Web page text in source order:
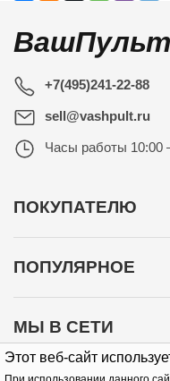
Этот веб-сайт
+7(495)241-22-88
sell@vashpult.ru
Часы работы 10:00
ПОКУПАТЕЛЮ
ПОПУЛЯРНОЕ
МЫ В СЕТИ